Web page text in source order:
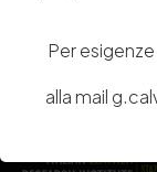
Per
alla mail